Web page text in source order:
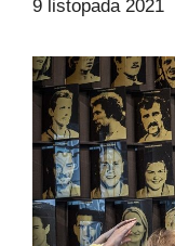
9 listopada 2021